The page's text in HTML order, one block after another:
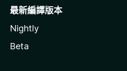
最新編譯版本
Nightly
Beta